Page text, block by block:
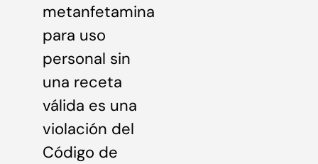
metanfetamina
para uso
personal sin
una receta
válida es una
violación del
Código de